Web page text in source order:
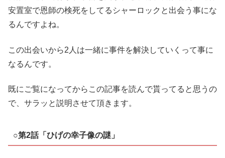
安置室で恩師の検死をしてるシャーロックと出会う事にな
るんですよね。
この出会いから2人は一緒に事件を解決していくって事に
なるんです。
既にご覧になってからこの記事を読んで貰ってると思うの
で、サラッと説明させて頂きます。
○第2話「ひげの幸子像の謎」